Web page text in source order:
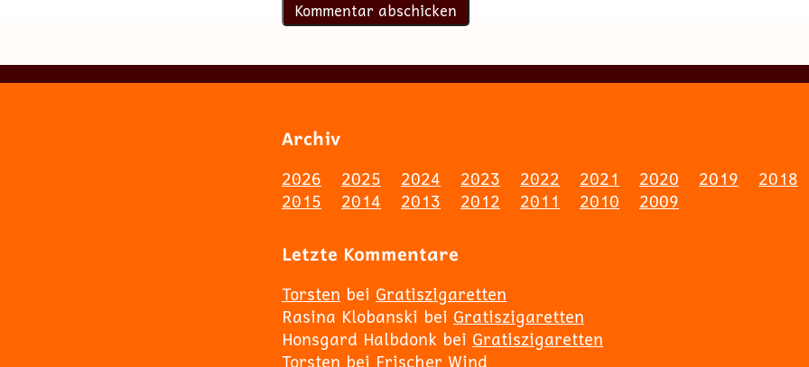
Archiv
2026 2025 2024 2023 2022 2021 2020 2019
2018
2015
2014 2013 2012 2011 2010 2009
Letzte Kommentare
Torsten bei Gratiszigaretten
Rasina Klobanski bei Gratiszigaretten
Honsgard Halbdonk bei Gratiszigaretten
Torsten bei Frischer Wind